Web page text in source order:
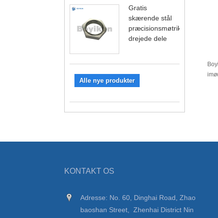
Gratis
skærende stål
præcisionsmøtrik
drejede dele
Alle nye produkter
KONTAKT OS
Adresse: No. 60, Dinghai Road, Zhao
baoshan Street, Zhenhai District Nin